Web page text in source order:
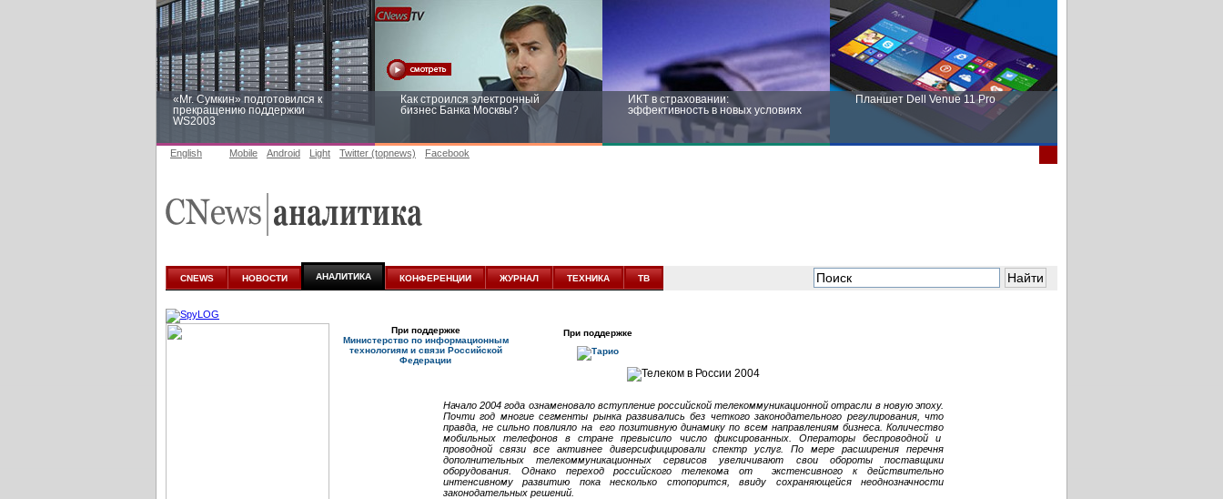
«Mr. Сумкин» подготовился к
прекращению поддержки
WS2003
Как строился электронный
бизнес Банка Москвы?
ИКТ в страховании:
эффективность в новых условиях
Планшет Dell Venue 11 Pro
аналитике
новых условиях
English Mobile Android Light Twitter (topnews) Facebook
CNEWS НОВОСТИ АНАЛИТИКА КОНФЕРЕНЦИИ ЖУРНАЛ ТЕХНИКА ТВ
При поддержке
Министерство по информационным
технологиям и связи Российской
Федерации
При поддержке
Начало 2004 года ознаменовало вступление российской телекоммуникационной отрасли в новую эпоху.
Почти год многие сегменты рынка развивались без четкого законодательного регулирования, что
правда, не сильно повлияло на его позитивную динамику по всем направлениям бизнеса. Количество
мобильных телефонов в стране превысило число фиксированных. Операторы беспроводной и
проводной связи все активнее диверсифицировали спектр услуг. По мере расширения перечня
дополнительных телекоммуникационных сервисов увеличивают свои обороты поставщики
оборудования. Однако переход российского телекома от экстенсивного к действительно
интенсивному развитию пока несколько стопорится, ввиду сохраняющейся неоднозначности
законодательных решений.